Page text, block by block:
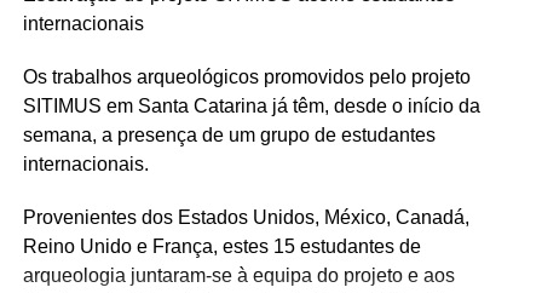
Facebook
Mastodon
internacionais
Os trabalhos arqueológicos promovidos pelo projeto
SITIMUS em Santa Catarina já têm, desde o início da
semana, a presença de um grupo de estudantes
internacionais.
Provenientes dos Estados Unidos, México, Canadá,
Reino Unido e França, estes 15 estudantes de
arqueologia juntaram-se à equipa do projeto e aos